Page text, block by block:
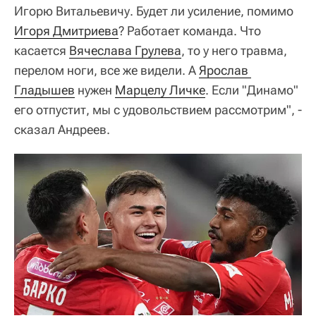
Игорю Витальевичу. Будет ли усиление, помимо
Игоря Дмитриева? Работает команда. Что
касается Вячеслава Грулева, то у него травма,
перелом ноги, все же видели. А Ярослав
Гладышев нужен Марцелу Личке. Если "Динамо"
его отпустит, мы с удовольствием рассмотрим", -
сказал Андреев.